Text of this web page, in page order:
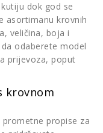
dok god se
asortimanu krovnih
veličina, boja i
odaberete model
prijevoza, poput
krovnom
propise za